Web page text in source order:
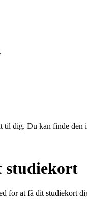
dig. Du kan finde den
studiekort
for at få dit studiekort